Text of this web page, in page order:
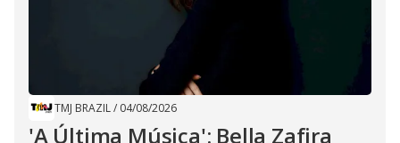
TMJ BRAZIL/ 04/08/2026
'A Última Música': Bella Zafira